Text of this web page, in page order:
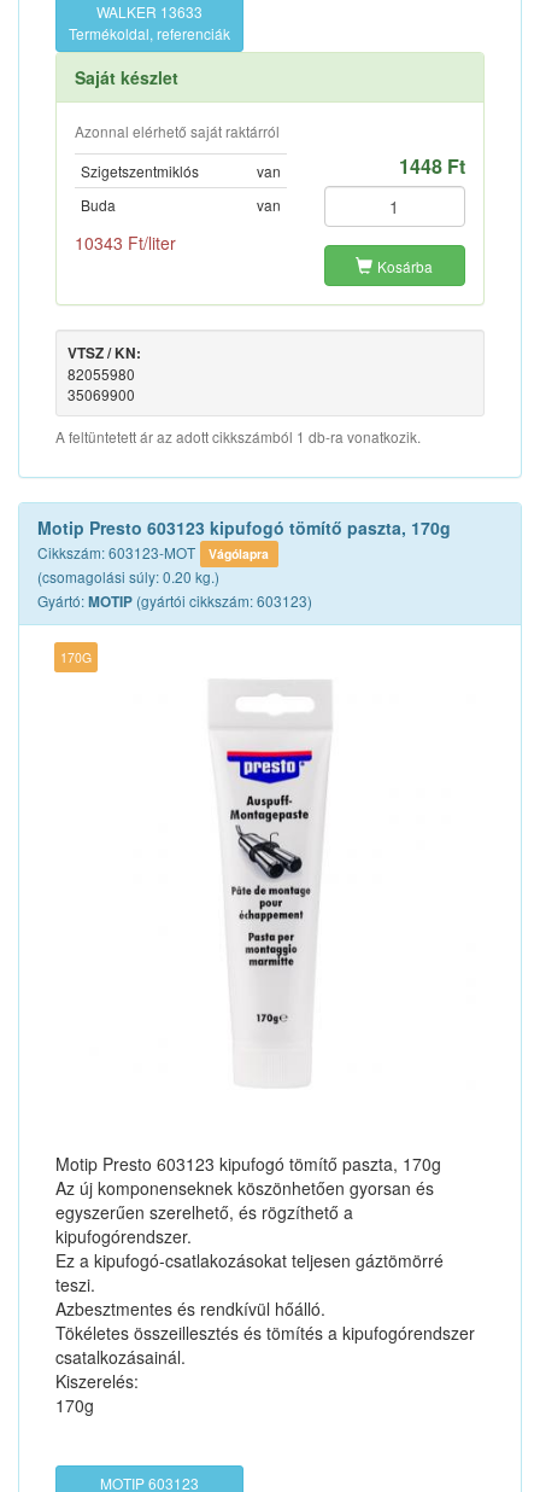
WALKER 13633
Termékoldal, referenciák
Saját készlet
Azonnal elérhető saját raktárról
Szigetszentmiklós
van
Buda
van
10343 Ft/liter
1448 Ft
Kosárba
VTSZ / KN:
82055980
35069900
A feltüntetett ár az adott cikkszámból 1 db-ra vonatkozik.
Motip Presto 603123 kipufogó tömítő paszta, 170g
Cikkszám: 603123-MOT Vágólapra
(csomagolási súly: 0.20 kg.)
Gyártó:MOTIP (gyártói cikkszám: 603123)
170G
Motip Presto 603123 kipufogó tömítő paszta, 170g
Az új komponenseknek köszönhetően gyorsan és
egyszerűen szerelhető, és rögzíthető a
kipufogórendszer.
Ez a kipufogó-csatlakozásokat teljesen gáztömörré
teszi.
Azbesztmentes és rendkívül hőálló.
Tökéletes összeillesztés és tömítés a kipufogórendszer
csatalkozásainál.
Kiszerelés:
170g
MOTIP 603123